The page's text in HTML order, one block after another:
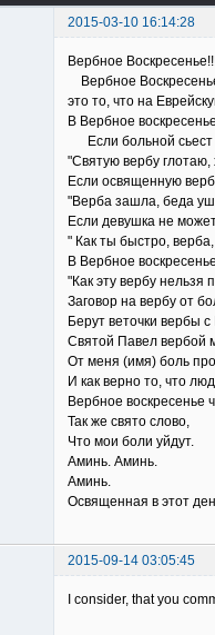
2015-03-10 16:14:28
Вербное
Вербное
это то, что на
В Вербное
Если больной сьест
"Святую вербу глотаю,
Если освященную
"Верба зашла, беда
Если девушка не
" Как ты быстро,
В Вербное
"Как эту вербу нельзя
Заговор на вербу от
Берут веточки вербы
Святой Павел вербой
От меня (имя) боль
И как верно то, что
Вербное воскресенье
Так же свято слово,
Что мои боли уйдут.
Аминь. Аминь.
Аминь.
Освященная в этот
2015-09-14 03:05:45
I consider, that you